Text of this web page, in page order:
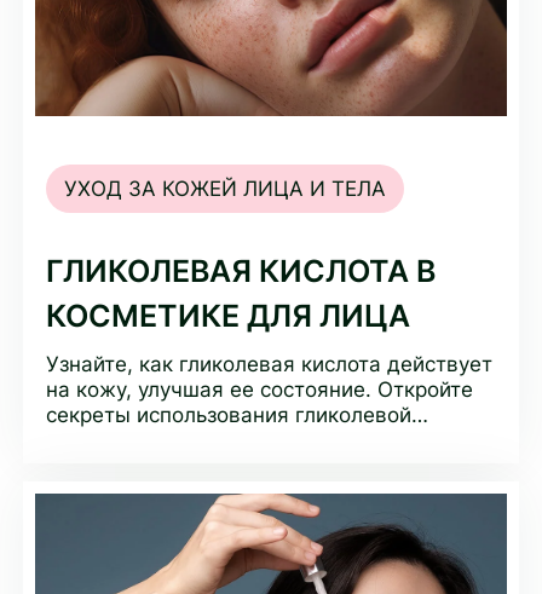
УХОД ЗА КОЖЕЙ ЛИЦА И ТЕЛА
ГЛИКОЛЕВАЯ КИСЛОТА В
КОСМЕТИКЕ ДЛЯ ЛИЦА
Узнайте, как гликолевая кислота действует
на кожу, улучшая ее состояние. Откройте
секреты использования гликолевой